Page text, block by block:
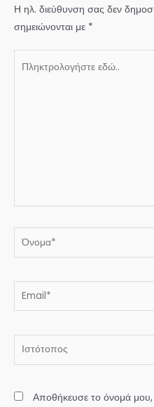
Η ηλ. διεύθυνση σας δεν
σημειώνονται με *
Όνομα*
Email*
Ιστότοπος
Αποθήκευσε το όνομά